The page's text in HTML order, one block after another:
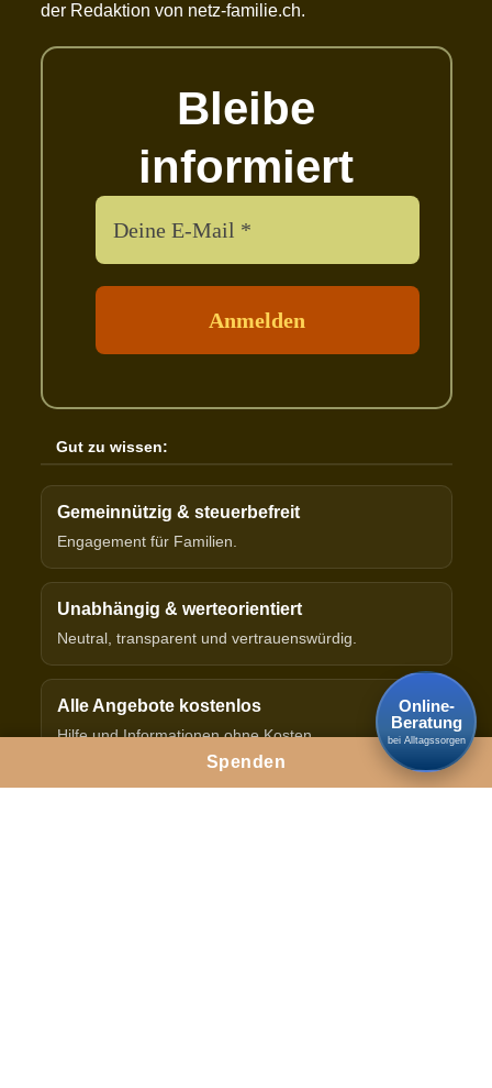
Spenden
Online-
Beratung
bei Alltagssorgen
der Redaktion von netz-familie.ch.
Bleibe
informiert
Gut zu wissen:
Gemeinnützig & steuerbefreit
Engagement für Familien.
Unabhängig & werteorientiert
Neutral, transparent und vertrauenswürdig.
Alle Angebote kostenlos
Hilfe und Informationen ohne Kosten.